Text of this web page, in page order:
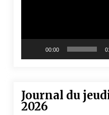
00:00
Journal du
2026